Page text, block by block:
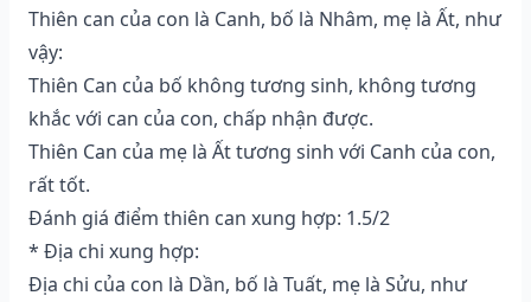
Thiên can của con là Canh, bố là Nhâm, mẹ là Ất, như
vậy:
Thiên Can của bố không tương sinh, không tương
khắc với can của con, chấp nhận được.
Thiên Can của mẹ là Ất tương sinh với Canh của con,
rất tốt.
Đánh giá điểm thiên can xung hợp: 1.5/2
* Địa chi xung hợp:
Địa chi của con là Dần, bố là Tuất, mẹ là Sửu, như